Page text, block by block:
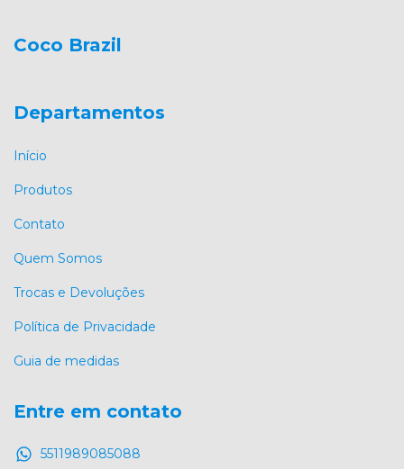
Coco Brazil
Departamentos
Início
Produtos
Contato
Quem Somos
Trocas e Devoluções
Política de Privacidade
Guia de medidas
Entre em contato
5511989085088